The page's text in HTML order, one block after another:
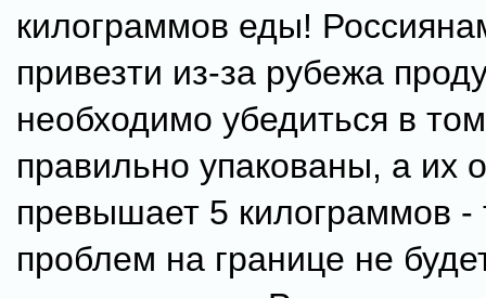
килограммов еды!
привезти из-за рубежа
необходимо убедиться в
правильно упакованы, а их
превышает 5 килограммов -
проблем на границе не